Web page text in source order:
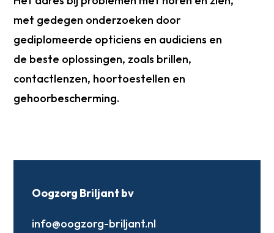
met gedegen onderzoeken door
gediplomeerde opticiens en audiciens en
de beste oplossingen, zoals brillen,
contactlenzen, hoortoestellen en
gehoorbescherming.
Oogzorg Briljant bv
info@oogzorg-briljant.nl